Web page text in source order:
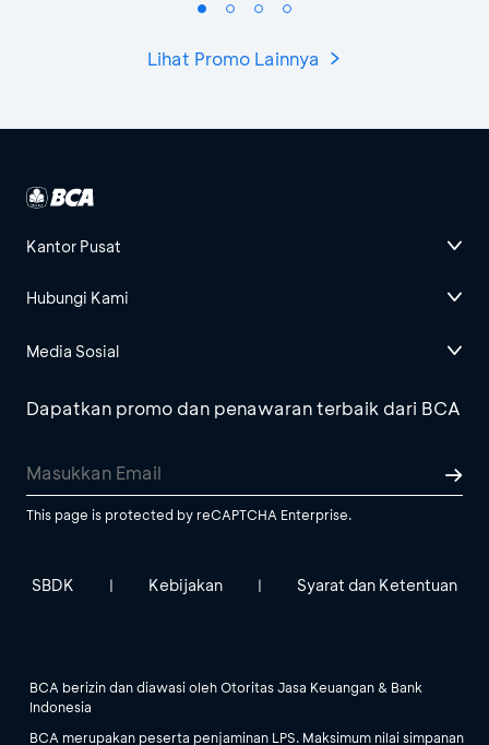
Lihat Promo Lainnya
Kantor Pusat
Hubungi Kami
Media Sosial
Dapatkan promo dan penawaran terbaik dari BCA
This page is protected by reCAPTCHA Enterprise.
SBDK | Kebijakan | Syarat dan Ketentuan
BCA berizin dan diawasi oleh Otoritas Jasa Keuangan & Bank
Indonesia
BCA merupakan peserta penjaminan LPS. Maksimum nilai simpanan